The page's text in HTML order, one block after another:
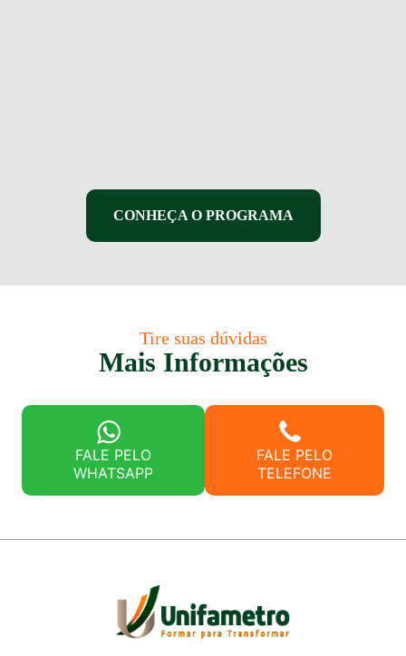
CONHEÇA O PROGRAMA
Tire suas dúvidas
Mais Informações
FALE PELO
WHATSAPP
FALE PELO
TELEFONE